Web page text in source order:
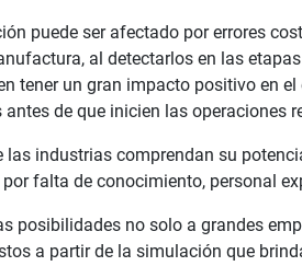
puede ser afectado por errores
al detectarlos en las
tener un gran impacto positivo en
de que inicien las operaciones
industrias comprendan su
falta de conocimiento, personal
posibilidades no solo a grandes
a partir de la simulación que